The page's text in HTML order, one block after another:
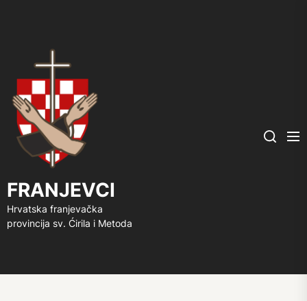
FRANJEVCI
Hrvatska franjevačka
provincija sv. Ćirila i Metoda
Search